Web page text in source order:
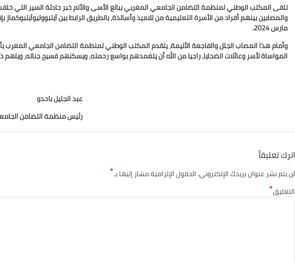
تلقى المكتب الوطني لمنظمة التضامن الجامعي المغربي ببالغ الأسى والألم خبر حادثة السير التي
مارس 2024
.
وأمام هذا المصاب الجلل والفاجعة الأليمة، يتقدم المكتب الوطني لمنظمة التضامن الجامعي المغرب
المواساة لأسر وعائلات الضحايا، راجيا من الله أن يتغمدهم بواسع رحمته، ويسكنهم فسيح جناته، ويلهم
عبد الجليل باحدو
رئيس منظمة التضامن الجامعي
اترك تعليقاً
لن يتم نشر عنوان بريدك الإلكتروني.الحقول الإلزامية مشار إليها بـ*
التعليق*